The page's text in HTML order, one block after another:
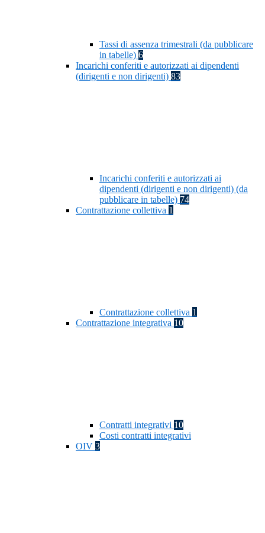
Tassi di assenza trimestrali (da pubblicare
in tabelle) 6
Incarichi conferiti e autorizzati ai dipendenti
(dirigenti e non dirigenti) 83
Incarichi conferiti e autorizzati ai
dipendenti (dirigenti e non dirigenti) (da
pubblicare in tabelle) 74
Contrattazione collettiva 1
Contrattazione collettiva 1
Contrattazione integrativa 10
Contratti integrativi 10
Costi contratti integrativi
OIV 3